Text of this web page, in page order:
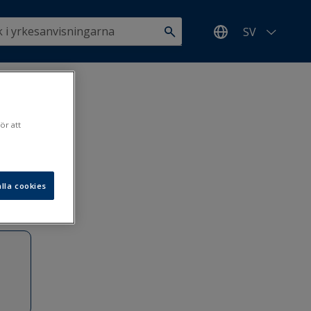
SV
att
cookies